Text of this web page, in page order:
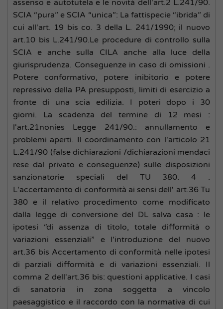
assenso e autotutela e le novità dell'art.2 L.241/90.
SCIA “pura” e SCIA “unica”: La fattispecie “ibrida” di
cui all'art. 19 bis co. 3 della L. 241/1990; il nuovo
art.10 bis L.241/90.Le procedure di controllo sulla
SCIA e anche sulla CILA anche alla luce della
giurisprudenza. Conseguenze in caso di omissioni .
Potere conformativo, potere inibitorio e potere
repressivo della PA presupposti, limiti di esercizio a
fronte di una scia edilizia. I poteri dopo i 30
giorni. La scadenza del termine di 12 mesi :
l'art.21nonies Legge 241/90.: annullamento e
problemi aperti. Il coordinamento con l'articolo 21
L.241/90 (false dichiarazioni /dichiarazioni mendaci
rese dal privato e conseguenze) sulle disposizioni
sanzionatorie speciali del TU 380. 4 .
L'accertamento di conformità ai sensi dell' art.36 Tu
380 e il relativo procedimento come modificato
dalla legge di conversione del DL salva casa : le
ipotesi “di assenza di titolo, totale difformità o
variazioni essenziali” e l'introduzione del nuovo
art.36 bis Accertamento di conformità nelle ipotesi
di parziali difformità e di variazioni essenziali. Il
comma 2 dell'art.36 bis: questioni applicative. I casi
di sanatoria in zona soggetta a vincolo
paesaggistico e il raccordo con la normativa di cui